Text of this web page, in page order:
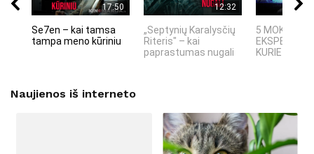
17:50
Se7en – kai tamsa
tampa meno kūriniu
12:32
„Septynių Karalysčių
Riteris" – kai
paprastumas nugali
5 MOKSLINIAI
KURIE
Naujienos iš interneto